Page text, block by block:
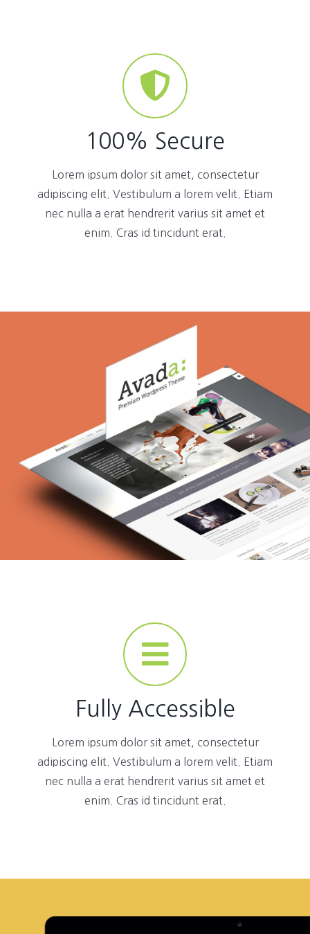
100% Secure
Lorem ipsum dolor sit amet, consectetur
adipiscing elit. Vestibulum a lorem velit. Etiam
nec nulla a erat hendrerit varius sit amet et
enim. Cras id tincidunt erat.
Fully Accessible
Lorem ipsum dolor sit amet, consectetur
adipiscing elit. Vestibulum a lorem velit. Etiam
nec nulla a erat hendrerit varius sit amet et
enim. Cras id tincidunt erat.